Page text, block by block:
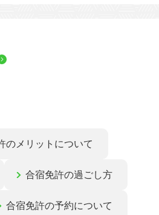
のメリットについて
合宿免許の過ごし方
合宿免許の予約について